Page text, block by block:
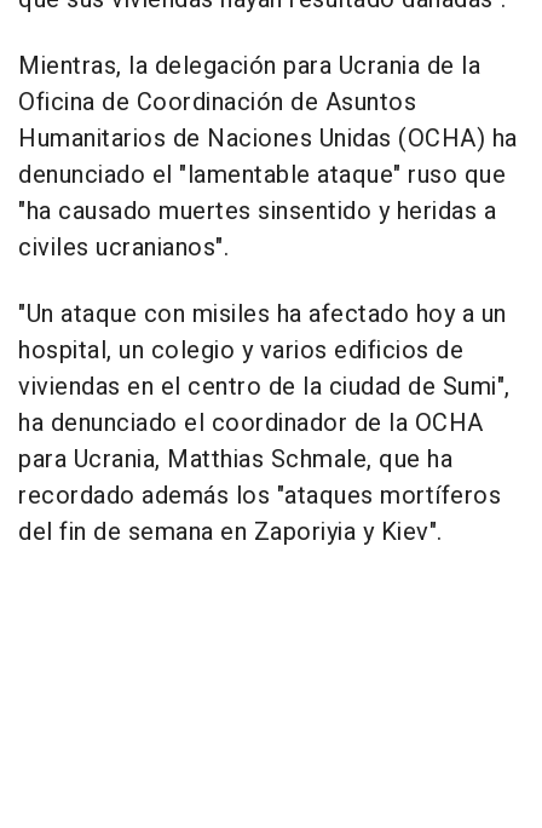
Mientras, la delegación para Ucrania de la
Oficina de Coordinación de Asuntos
Humanitarios de Naciones Unidas (OCHA) ha
denunciado el "lamentable ataque" ruso que
"ha causado muertes sinsentido y heridas a
civiles ucranianos".
"Un ataque con misiles ha afectado hoy a un
hospital, un colegio y varios edificios de
viviendas en el centro de la ciudad de Sumi",
ha denunciado el coordinador de la OCHA
para Ucrania, Matthias Schmale, que ha
recordado además los "ataques mortíferos
del fin de semana en Zaporiyia y Kiev".